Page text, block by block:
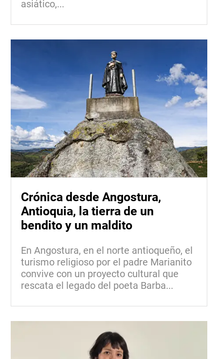
asiático,...
Crónica desde Angostura,
Antioquia, la tierra de un
bendito y un maldito
En Angostura, en el norte antioqueño, el
turismo religioso por el padre Marianito
convive con un proyecto cultural que
rescata el legado del poeta Barba...